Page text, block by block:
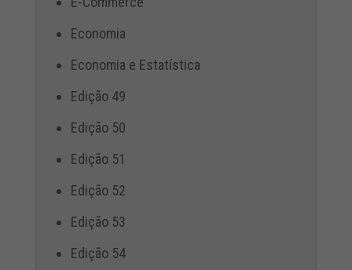
Economia
Economia e Estatística
Edição 49
Edição 50
Edição 51
Edição 52
Edição 53
Edição 54